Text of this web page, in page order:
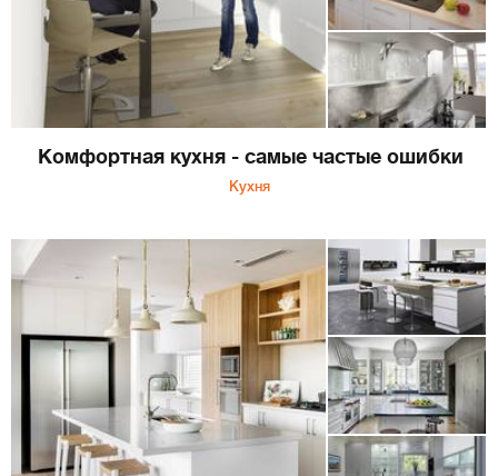
Комфортная кухня - самые частые ошибки
Кухня